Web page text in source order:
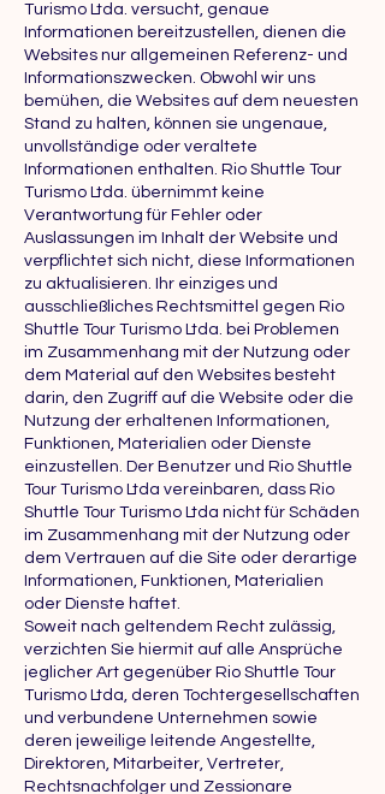
Turismo Ltda. versucht, genaue
Informationen bereitzustellen, dienen die
Websites nur allgemeinen Referenz- und
Informationszwecken. Obwohl wir uns
bemühen, die Websites auf dem neuesten
Stand zu halten, können sie ungenaue,
unvollständige oder veraltete
Informationen enthalten. Rio Shuttle Tour
Turismo Ltda. übernimmt keine
Verantwortung für Fehler oder
Auslassungen im Inhalt der Website und
verpflichtet sich nicht, diese Informationen
zu aktualisieren. Ihr einziges und
ausschließliches Rechtsmittel gegen Rio
Shuttle Tour Turismo Ltda. bei Problemen
im Zusammenhang mit der Nutzung oder
dem Material auf den Websites besteht
darin, den Zugriff auf die Website oder die
Nutzung der erhaltenen Informationen,
Funktionen, Materialien oder Dienste
einzustellen. Der Benutzer und Rio Shuttle
Tour Turismo Ltda vereinbaren, dass Rio
Shuttle Tour Turismo Ltda nicht für Schäden
im Zusammenhang mit der Nutzung oder
dem Vertrauen auf die Site oder derartige
Informationen, Funktionen, Materialien
oder Dienste haftet.
Soweit nach geltendem Recht zulässig,
verzichten Sie hiermit auf alle Ansprüche
jeglicher Art gegenüber Rio Shuttle Tour
Turismo Ltda, deren Tochtergesellschaften
und verbundene Unternehmen sowie
deren jeweilige leitende Angestellte,
Direktoren, Mitarbeiter, Vertreter,
Rechtsnachfolger und Zessionare